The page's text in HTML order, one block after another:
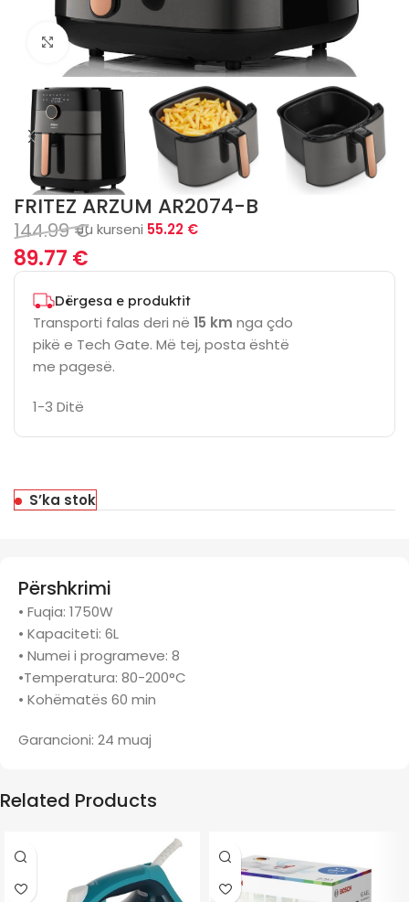
Click to enlarge
FRITEZ ARZUM AR2074-B
144.99€
89.77 €
Ju kurseni 55.22 €
Dërgesa e produktit
Transporti falas deri në 15 km nga çdo
pikë e Tech Gate. Më tej, posta është
me pagesë.
1-3 Ditë
S’ka stok
Përshkrimi
• Fuqia: 1750W
• Kapaciteti: 6L
• Numei i programeve: 8
•Temperatura: 80-200°C
• Kohëmatës 60 min
Garancioni: 24 muaj
Related Products